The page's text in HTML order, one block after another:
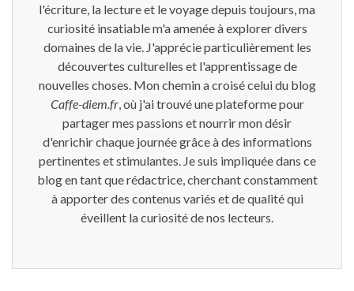
l'écriture, la lecture et le voyage depuis toujours, ma
curiosité insatiable m'a amenée à explorer divers
domaines de la vie. J'apprécie particulièrement les
découvertes culturelles et l'apprentissage de
nouvelles choses. Mon chemin a croisé celui du blog
Caffe-diem.fr, où j'ai trouvé une plateforme pour
partager mes passions et nourrir mon désir
d'enrichir chaque journée grâce à des informations
pertinentes et stimulantes. Je suis impliquée dans ce
blog en tant que rédactrice, cherchant constamment
à apporter des contenus variés et de qualité qui
éveillent la curiosité de nos lecteurs.